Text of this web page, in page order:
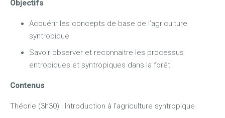
Objectifs
Acquérir les concepts de base de l’agriculture
syntropique
Savoir observer et reconnaitre les processus
entropiques et syntropiques dans la forêt
Contenus
Théorie (3h30) : Introduction à l’agriculture syntropique